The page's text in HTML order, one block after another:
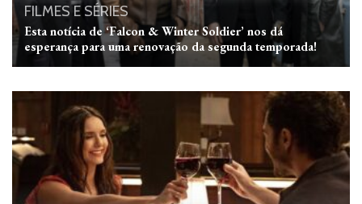
FILMES E SÉRIES
Esta notícia de ‘Falcon & Winter Soldier’ nos dá
esperança para uma renovação da segunda temporada!